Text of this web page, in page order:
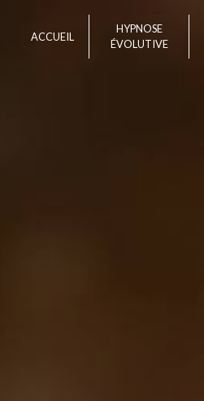
ACCUEIL
HYPNOSE
ÉVOLUTIVE